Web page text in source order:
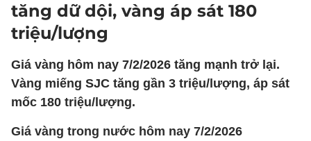
tăng dữ dội, vàng áp sát 180
triệu/lượng
Giá vàng hôm nay 7/2/2026 tăng mạnh trở lại.
Vàng miếng SJC tăng gần 3 triệu/lượng, áp sát
mốc 180 triệu/lượng.
Giá vàng trong nước hôm nay 7/2/2026